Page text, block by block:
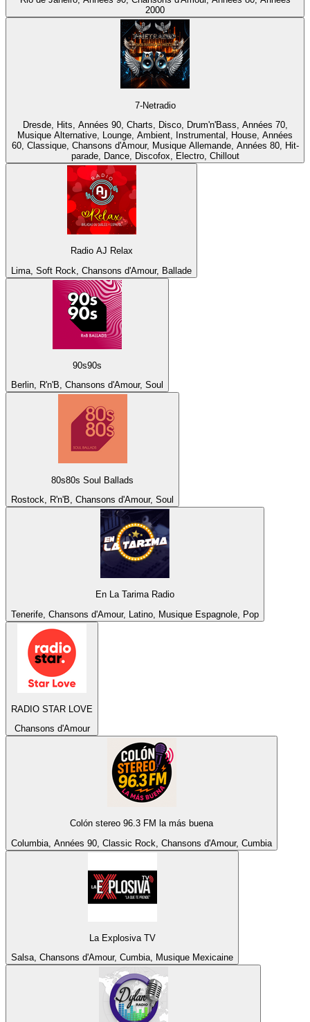
2000
7-Netradio
Dresde, Hits, Années 90, Charts, Disco, Drum'n'Bass, Années 70,
Musique Alternative, Lounge, Ambient, Instrumental, House, Années
60, Classique, Chansons d'Amour, Musique Allemande, Années 80, Hit-
parade, Dance, Discofox, Electro, Chillout
Radio AJ Relax
Lima, Soft Rock, Chansons d'Amour, Ballade
90s90s
Berlin, R'n'B, Chansons d'Amour, Soul
80s80s Soul Ballads
Rostock, R'n'B, Chansons d'Amour, Soul
En La Tarima Radio
Tenerife, Chansons d'Amour, Latino, Musique Espagnole, Pop
RADIO STAR LOVE
Chansons d'Amour
Colón stereo 96.3 FM la más buena
Columbia, Années 90, Classic Rock, Chansons d'Amour, Cumbia
La Explosiva TV
Salsa, Chansons d'Amour, Cumbia, Musique Mexicaine